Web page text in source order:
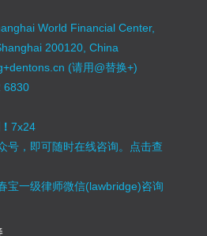
World Financial Center,
200120, China
(请用@替换+)
6830
7x24
号，即可随时在线咨询。 点击查
宝一级律师微信(lawbridge)咨询